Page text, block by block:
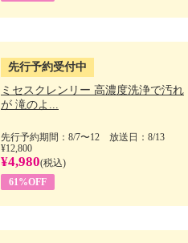
先行予約受付中
ミセスクレンリー 高濃度洗浄で汚れ
が 滝のよ...
先行予約期間：8/7〜12 放送日：8/13
¥12,800
¥4,980(税込)
61%OFF